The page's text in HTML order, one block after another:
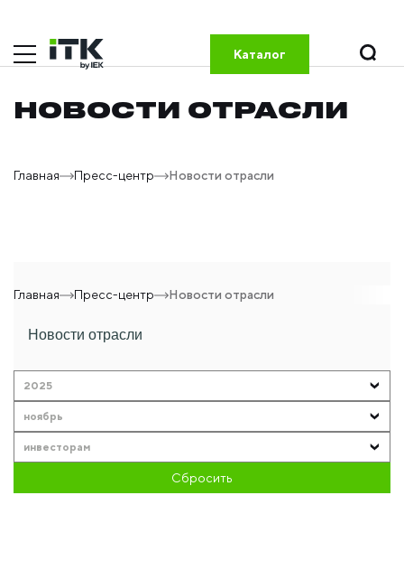
Каталог
НОВОСТИ ОТРАСЛИ
Главная Пресс-центр Новости отрасли
Главная Пресс-центр Новости отрасли
Новости отрасли
2025
ноябрь
инвесторам
Сбросить